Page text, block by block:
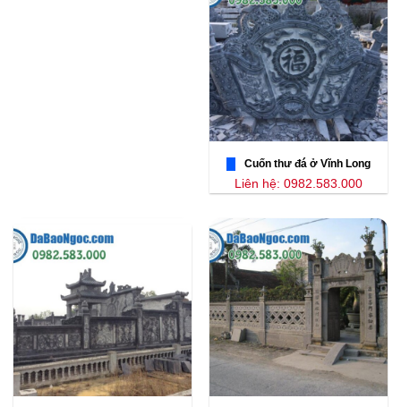
Cuốn thư đá ở Vĩnh Long
Liên hệ: 0982.583.000